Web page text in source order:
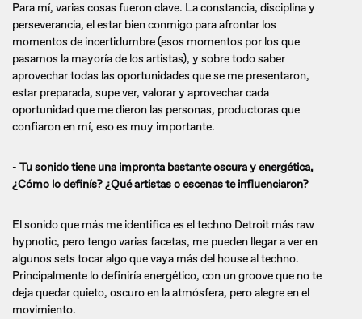
Para mí, varias cosas fueron clave. La constancia, disciplina y
perseverancia, el estar bien conmigo para afrontar los
momentos de incertidumbre (esos momentos por los que
pasamos la mayoría de los artistas), y sobre todo saber
aprovechar todas las oportunidades que se me presentaron,
estar preparada, supe ver, valorar y aprovechar cada
oportunidad que me dieron las personas, productoras que
confiaron en mí, eso es muy importante.
- Tu sonido tiene una impronta bastante oscura y energética,
¿Cómo lo definís? ¿Qué artistas o escenas te influenciaron?
El sonido que más me identifica es el techno Detroit más raw
hypnotic, pero tengo varias facetas, me pueden llegar a ver en
algunos sets tocar algo que vaya más del house al techno.
Principalmente lo definiría energético, con un groove que no te
deja quedar quieto, oscuro en la atmósfera, pero alegre en el
movimiento.